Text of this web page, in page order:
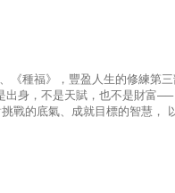
影響力品牌學院創辦人 宋怡慧／丹
基金會執行董事 黃卉莉／女
榮譽理事長 蘇絢慧／璞成心
的看法。轉念，是
為母
國國家公共廣播電台（NPR） 從成為
也就是生命慢下腳步的時刻。
與宏觀的全球觀察。
蓋茲‧法蘭奇在六十歲前夕，
練第三部曲！ 人性向善、擇善固執、止於至
氣、成就目標的智慧， 以及一生
數有緣人。他發起的「校園
人都能做到的一條簡單又盈
，心境有種雨過天晴、撥雲見